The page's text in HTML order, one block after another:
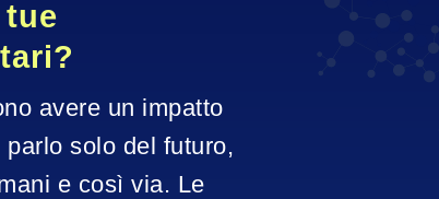
avere un impatto
solo del futuro,
e così via. Le